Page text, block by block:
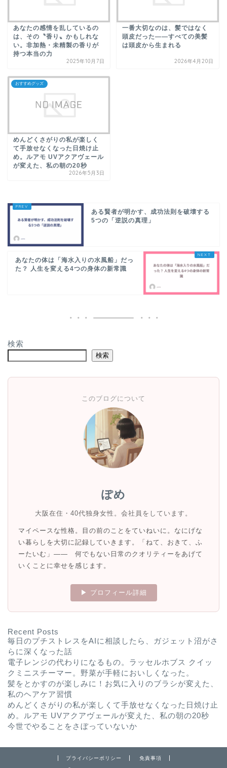
あなたの感情を乱しているの
は、その〝香り〟かもしれな
い。非加熱・未精製の香りが
持つ本当の力
2025年10月7日
一番大切なのは、髪ではなく
頭皮だった――すべての美髪
は頭皮から生まれる
2026年4月20日
おすすめグッズ
めんどくさがりの私が楽しく
て手放せなくなった日焼け止
め。ルアモ UVアクアヴェール
が変えた、私の朝の20秒
2026年5月3日
ある賢者が明かす、成功法則を破壊する
5つの「逆説の真理」
あなたの体は「海水入りの水風船」だっ
た？ 人生を変える4つの身体の新常識
検索
検索
このブログについて
ぽめ
大阪在住・40代独身女性。会社員をしています。
マイペースな性格。目の前のことをていねいに。なにげな
い暮らしを大切に記録していきます。「ねて、おきて、ふ
ーたいむ」—— 何でもない日常のクオリティーをあげて
いくことに幸せを感じます。
▶ プロフィール詳細
Recent Posts
毎日のプチストレスをAIに相談したら、ガジェット沼がさ
らに深くなった話
電子レンジの代わりになるもの。ラッセルホブス クイッ
クミニスチーマー。野菜が手軽においしくなった。
髪をとかすのが楽しみに！お気に入りのブラシが変えた、
私のヘアケア習慣
めんどくさがりの私が楽しくて手放せなくなった日焼け止
め。ルアモ UVアクアヴェールが変えた、私の朝の20秒
今世でやることをさぼっていないか
プライバシーポリシー 免責事項